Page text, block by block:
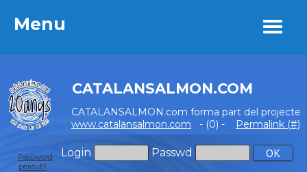
Menu
CATALANSALMON.COM
CATALANSALMON.com forma part del projecte
www.catalansalmon.com - (0) - Permalink (#)
Login Passwd
Password
perdut?
Menu